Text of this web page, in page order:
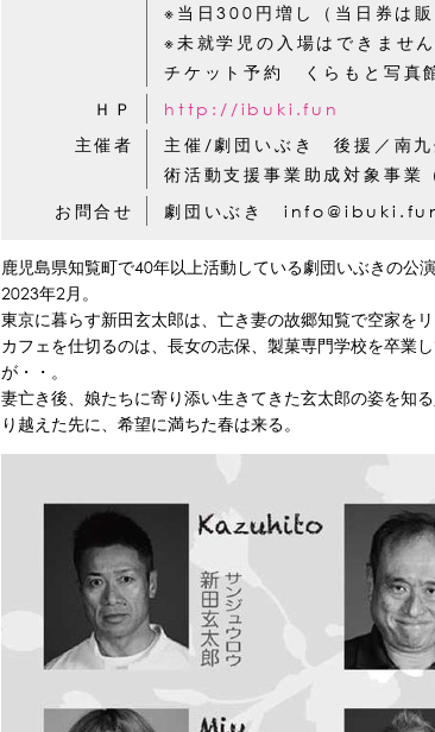
※当日300円増し（当日券は販
※未就学児の入場はできませ
チケット予約 くらもと
ＨＰ
http://ibuki.fun
主催者
主催/劇団いぶき 後援／南
術活動支援事業助成対象事業
お問合せ
劇団いぶき
鹿児島県知覧町で40年以上活動している劇団いぶきの公
2023年2月。
東京に暮らす新田玄太郎は、亡き妻の故郷知覧で空家を
カフェを仕切るのは、長女の志保、製菓専門学校を卒業
が・・。
妻亡き後、娘たちに寄り添い生きてきた玄太郎の姿を知
り越えた先に、希望に満ちた春は来る。